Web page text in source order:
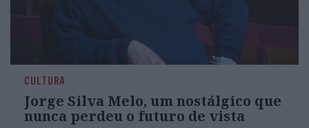
CULTURA
Jorge Silva Melo, um nostálgico que
nunca perdeu o futuro de vista